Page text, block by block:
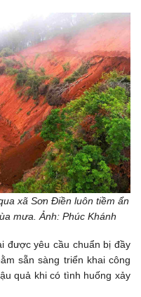
xã Sơn Điền luôn tiềm ẩn
mưa. Ảnh: Phúc Khánh
được yêu cầu chuẩn bị đầy
sẵn sàng triển khai công
quả khi có tình huống xảy